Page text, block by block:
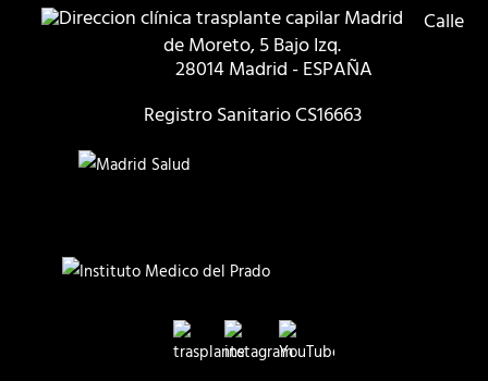
Calle
de Moreto, 5 Bajo Izq.
28014 Madrid - ESPAÑA
Registro Sanitario CS16663